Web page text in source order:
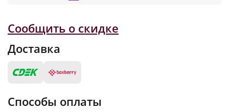
Сообщить о скидке
Доставка
Способы оплаты